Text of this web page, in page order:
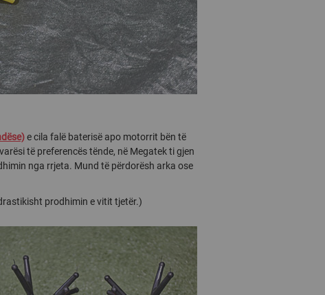
e cila falë baterisë apo motorrit bën të
të preferencës tënde, në Megatek ti gjen
nga rrjeta. Mund të përdorësh arka ose
prodhimin e vitit tjetër.)